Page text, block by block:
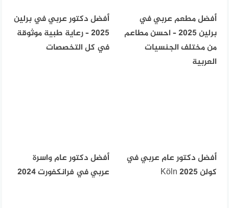
أفضل مطعم عربي في
برلين 2025 – احسن مطاعم
من مختلف الجنسيات
العربية
أفضل دكتور عربي في برلين
2025 – رعاية طبية موثوقة
في كل التخصصات
أفضل دكتور عام عربي في
كولن Köln 2025
أفضل دكتور عام واسرة
عربي في فرانكفورت 2024